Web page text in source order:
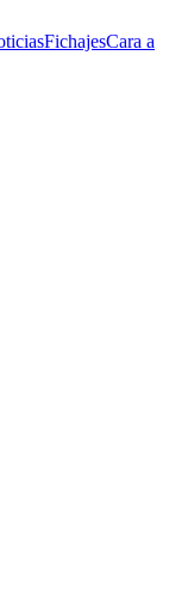
FichajesCara a